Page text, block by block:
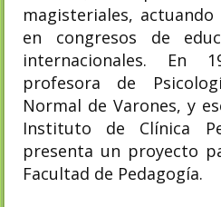
magisteriales,
en congresos de
internacionales. En
profesora de
Normal de Varones, y
Instituto de Clínica
presenta un proyecto
Facultad de Pedagogía.